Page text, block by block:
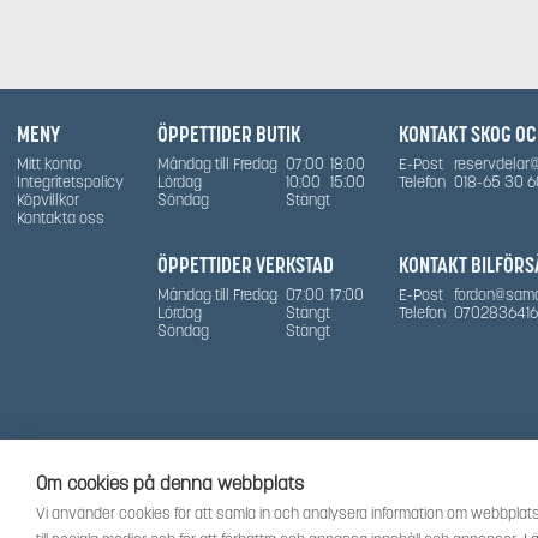
Om cookies på denna webbplats
Vi använder cookies för att samla in och analysera information om
MENY
Mitt konto
Integritetspolicy
Köpvillkor
Kontakta oss
ÖPPETTIDER BUTIK
Måndag till Fredag 07:00 18:00
Lördag
10:00 15:00
Söndag
Stängt
ÖPPETTIDER VERKSTAD
Måndag till Fredag 07:00 17:00
Lördag
Stängt
Söndag
Stängt
KONTAKT SKOG
E-Post
Telefon 018-65 30
KONTAKT
E-Post
Telefon 0702836416